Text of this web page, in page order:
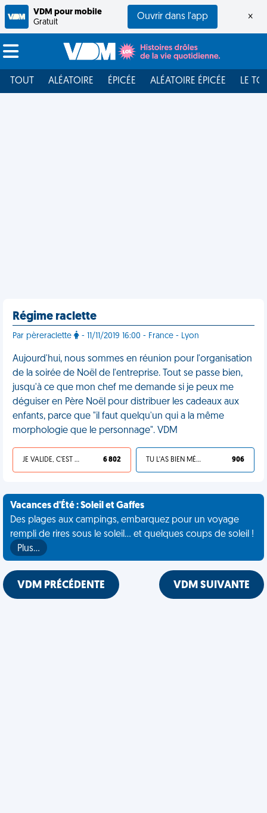
VDM pour mobile
Gratuit
Ouvrir dans l'app ×
TOUT ALÉATOIRE ÉPICÉE ALÉATOIRE ÉPICÉE LE
Régime raclette
Par pèreraclette - 11/11/2019 16:00 - France - Lyon
Aujourd'hui, nous sommes en réunion pour l'organisation
de la soirée de Noël de l'entreprise. Tout se passe bien,
jusqu'à ce que mon chef me demande si je peux me
déguiser en Père Noël pour distribuer les cadeaux aux
enfants, parce que "il faut quelqu'un qui a la même
morphologie que le personnage". VDM
JE VALIDE, C'EST UNE VDM 6 802 TU L'AS BIEN MÉRITÉ 906
Vacances d'Été : Soleil et Gaffes
Des plages aux campings, embarquez pour un voyage
rempli de rires sous le soleil... et quelques coups de soleil !
Plus…
VDM PRÉCÉDENTE VDM SUIVANTE